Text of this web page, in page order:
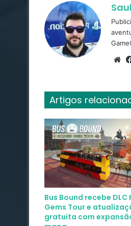
Artigos
Bus Bound recebe DLC
Gems Tour e
gratuita com